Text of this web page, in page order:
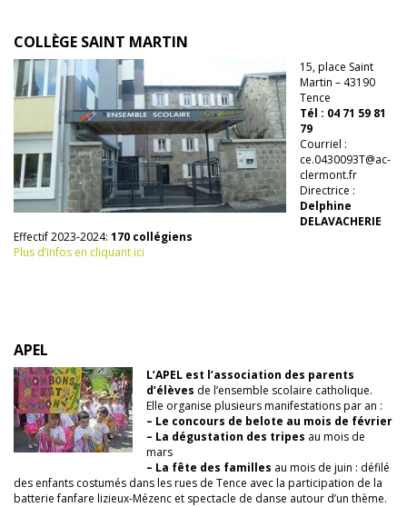
COLLÈGE SAINT MARTIN
15, place Saint
Martin – 43190
Tence
Tél : 04 71 59 81
79
Courriel :
ce.0430093T@ac-
clermont.fr
Directrice :
Delphine
DELAVACHERIE
Effectif 2023-2024: 170 collégiens
Plus d’infos en cliquant ici
APEL
L’APEL est l’association des parents
d’élèves de l’ensemble scolaire catholique.
Elle organise plusieurs manifestations par an :
– Le concours de belote au mois de février
– La dégustation des tripes au mois de
mars
– La fête des familles au mois de juin : défilé
des enfants costumés dans les rues de Tence avec la participation de la
batterie fanfare lizieux-Mézenc et spectacle de danse autour d’un thème.